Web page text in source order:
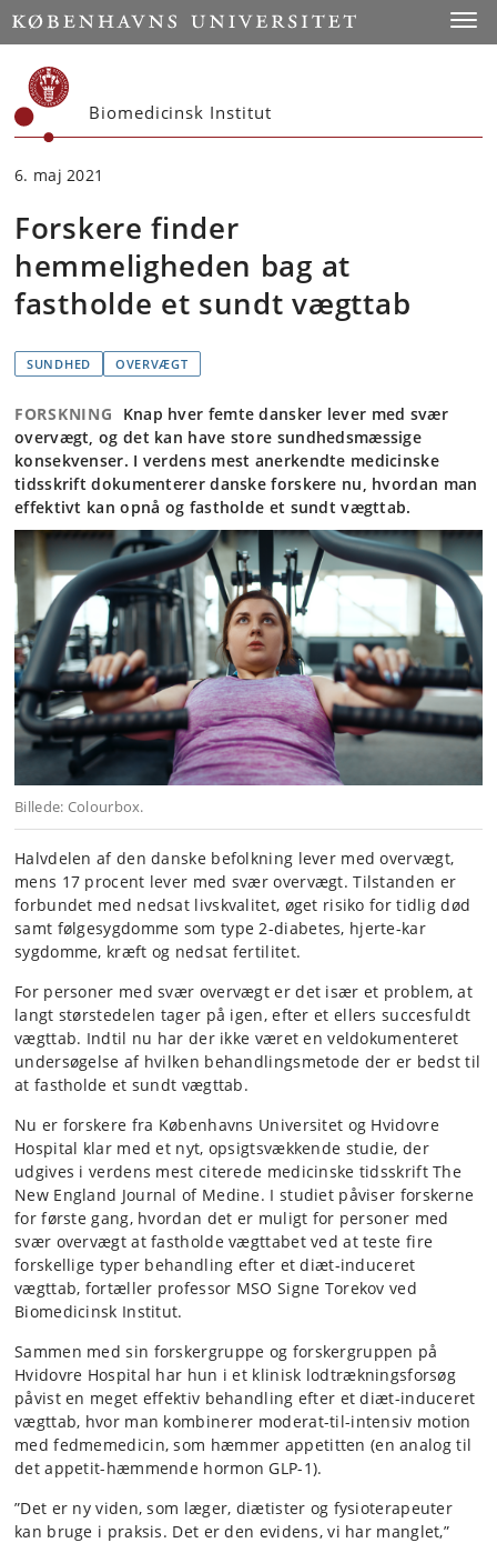
Start
Biomedicinsk Institut
6. maj 2021
Forskere finder
hemmeligheden bag at
fastholde et sundt vægttab
SUNDHED OVERVÆGT
FORSKNING
Knap hver femte dansker lever med svær
overvægt, og det kan have store sundhedsmæssige
konsekvenser. I verdens mest anerkendte medicinske
tidsskrift dokumenterer danske forskere nu, hvordan man
effektivt kan opnå og fastholde et sundt vægttab.
Billede: Colourbox.
Halvdelen af den danske befolkning lever med overvægt,
mens 17 procent lever med svær overvægt. Tilstanden er
forbundet med nedsat livskvalitet, øget risiko for tidlig død
samt følgesygdomme som type 2-diabetes, hjerte-kar
sygdomme, kræft og nedsat fertilitet.
For personer med svær overvægt er det især et problem, at
langt størstedelen tager på igen, efter et ellers succesfuldt
vægttab. Indtil nu har der ikke været en veldokumenteret
undersøgelse af hvilken behandlingsmetode der er bedst til
at fastholde et sundt vægttab.
Nu er forskere fra Københavns Universitet og Hvidovre
Hospital klar med et nyt, opsigtsvækkende studie, der
udgives i verdens mest citerede medicinske tidsskrift The
New England Journal of Medine. I studiet påviser forskerne
for første gang, hvordan det er muligt for personer med
svær overvægt at fastholde vægttabet ved at teste fire
forskellige typer behandling efter et diæt-induceret
vægttab, fortæller professor MSO Signe Torekov ved
Biomedicinsk Institut.
Sammen med sin forskergruppe og forskergruppen på
Hvidovre Hospital har hun i et klinisk lodtrækningsforsøg
påvist en meget effektiv behandling efter et diæt-induceret
vægttab, hvor man kombinerer moderat-til-intensiv motion
med fedmemedicin, som hæmmer appetitten (en analog til
det appetit-hæmmende hormon GLP-1).
”Det er ny viden, som læger, diætister og fysioterapeuter
kan bruge i praksis. Det er den evidens, vi har manglet,”